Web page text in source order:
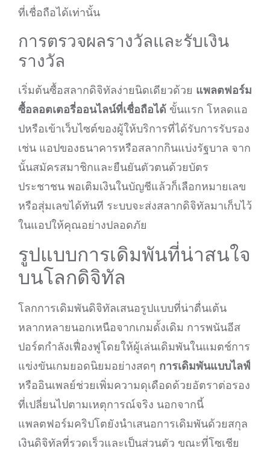
ที่เชื่อถือได้เท่านั้น
การตรวจผลรางวัลและรับเงิน
รางวัล
เริ่มต้นซื้อสลากดิจิทัลง่ายนิดเดียวด้วย แพลตฟอร์ม
ซื้อลอตเตอรี่ออนไลน์ที่เชื่อถือได้ ขั้นแรก โหลดแอ
ปหรือเข้าเว็บไซต์ของผู้ให้บริการที่ได้รับการรับรอง
เช่น แอปของธนาคารหรือสลากกินแบ่งรัฐบาล จาก
นั้นสมัครสมาชิกและยืนยันตัวตนด้วยบัตร
ประชาชน พอเติมเงินในบัญชีแล้วก็เลือกหมายเลข
หรือสุ่มเลขได้ทันที ระบบจะส่งสลากดิจิทัลมาเก็บไว้
ในแอปให้คุณอย่างปลอดภัย
รูปแบบการเดิมพันที่น่าสนใจ
บนโลกดิจิทัล
โลกการเดิมพันดิจิทัลเสนอรูปแบบที่น่าตื่นเต้น
หลากหลายนอกเหนือจากเกมดั้งเดิม การพนันอีส
ปอร์ตกำลังเฟื่องฟูโดยให้ผู้เล่นเดิมพันในแมตช์การ
แข่งขันเกมยอดนิยมอย่างสดๆ การเดิมพันแบบไลฟ์
หรืออินเพลย์ช่วยเพิ่มความดุเดือดด้วยอัตราต่อรอง
ที่เปลี่ยนไปตามเหตุการณ์จริง นอกจากนี้
แพลตฟอร์มคริปโตยังนำเสนอการเดิมพันด้วยสกุล
เงินดิจิทัลที่รวดเร็วและเป็นส่วนตัว ขณะที่โซเชีย